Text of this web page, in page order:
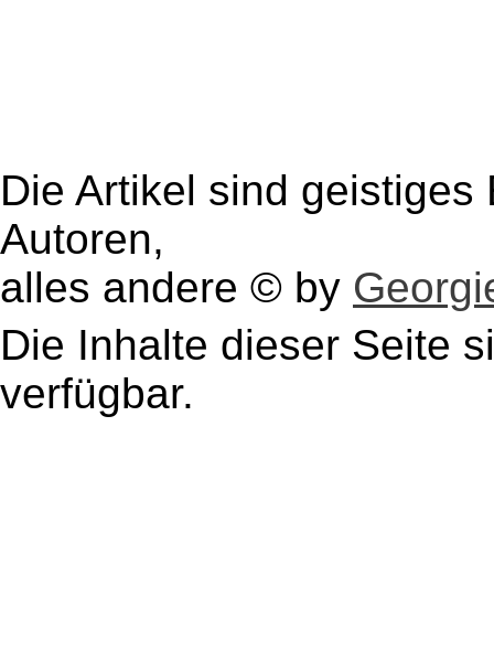
Die Artikel sind
Autoren,
alles andere © by
Die Inhalte dieser Seite
verfügbar.